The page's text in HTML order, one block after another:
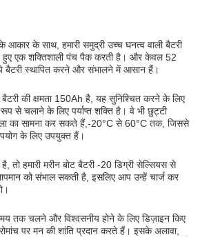
के साथ, हमारी समुद्री उच्च घनत्व वाली बैटरी
हुए एक शक्तिशाली पंच पैक करती है। और केवल 52
बैटरी स्थापित करने और संभालने में आसान हैं।
बैटरी की क्षमता 150Ah है, यह सुनिश्चित करने के लिए
से चलाने के लिए पर्याप्त शक्ति है। वे भी छुट्टी
का सामना कर सकते हैं,-20°C से 60°C तक, जिससे
के लिए उपयुक्त हैं।
तो हमारी मरीन बोट बैटरी -20 डिग्री सेल्सियस से
को संभाल सकती है, इसलिए आप उन्हें चार्ज कर
तक चलने और विश्वसनीय होने के लिए डिज़ाइन किए
पर मन की शांति प्रदान करते हैं। इसके अलावा,